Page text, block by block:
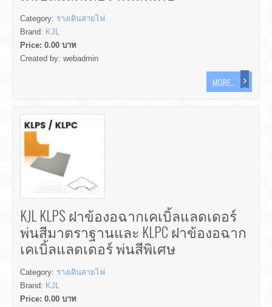
Category: รางเดินสายไฟ
Brand: KJL
Price: 0.00 บาท
Created by: webadmin
MORE...
KJL KLPS ฝาข้องอฉากเคเบิ้ลแลดเดอร์
พ่นสีมาตราฐานและ KLPC ฝาข้องอฉาก
เคเบิ้ลแลดเดอร์ พ่นสีพิเศษ
Category: รางเดินสายไฟ
Brand: KJL
Price: 0.00 บาท